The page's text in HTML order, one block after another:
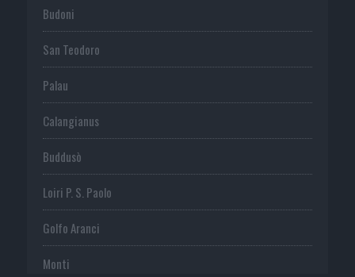
Budoni
San Teodoro
Palau
Calangianus
Buddusò
Loiri P. S. Paolo
Golfo Aranci
Monti